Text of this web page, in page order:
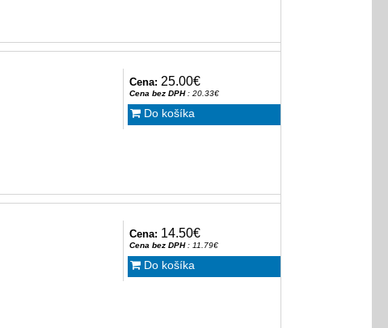
Cena: 25.00€
Cena bez DPH: 20.33€
Do košíka
Cena: 14.50€
Cena bez DPH: 11.79€
Do košíka